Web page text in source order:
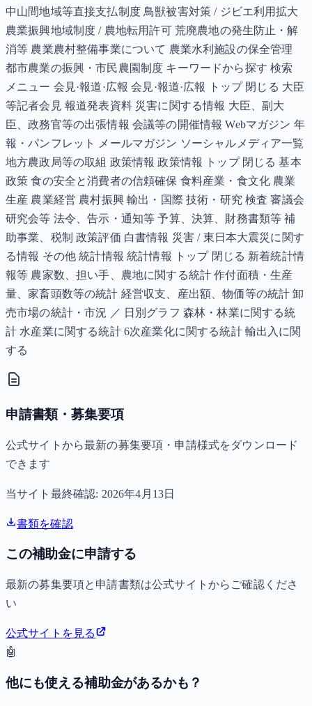
中山間地域等直接支払制度 鳥獣被害対策 / ジビエ利用拡大
農業振興地域制度 / 農地転用許可 荒廃農地の発生防止・解
消等 農業農村整備事業について 農業水利施設の保全管理
都市農業の振興・市民農園制度 キーワードから探す 検索
メニュー 会見·報道·広報 会見·報道·広報 トップ 閉じる 大臣
等記者会見 報道発表資料 災害に関する情報 大臣、副大
臣、政務官等の出張情報 会議等の開催情報 Webマガジン 年
報・パンフレット メールマガジン ソーシャルメディア一覧
地方農政局等の取組 政策情報 政策情報 トップ 閉じる 基本
政策 食の安全と消費者の信頼確保 食料産業・食文化 農業
生産 農業経営 農村振興 輸出・国際 技術・研究 検査 審議会
研究会等 法令、告示・通知等 予算、決算、財務書類等 補
助事業、税制 政策評価 白書情報 災害 / 東日本大震災に関す
る情報 その他 統計情報 統計情報 トップ 閉じる 新着統計情
報等 農家数、担い手、農地に関する統計 作付面積・生産
量、家畜頭数等の統計 経営収支、産出額、物価等の統計 卸
売市場の統計・市況 ／ 日別グラフ 森林・林業に関する統
計 水産業に関する統計 6次産業化に関する統計 輸出入に関
する
申請書類・募集要項
公式サイトから最新の募集要項・申請様式をダウンロード
できます
当サイト最終確認: 2026年4月13日
書類を確認
この補助金に申請する
最新の募集要項と申請書類は公式サイトからご確認くださ
い
公式サイトを見る
🤖
他にも使える補助金があるかも？